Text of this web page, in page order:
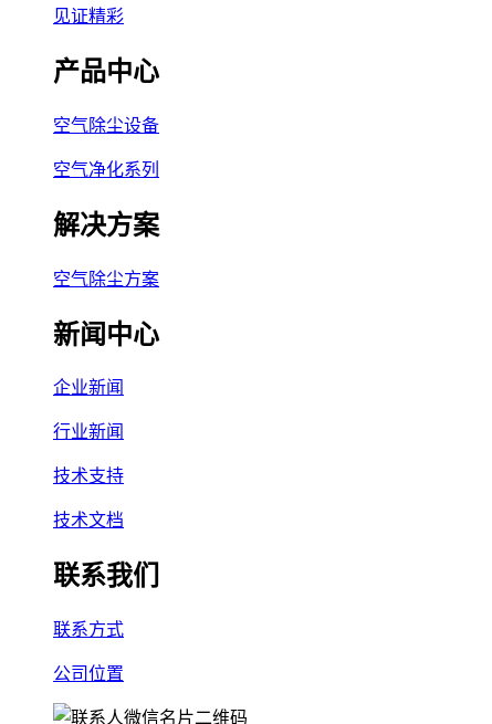
见证精彩
产品中心
空气除尘设备
空气净化系列
解决方案
空气除尘方案
新闻中心
企业新闻
行业新闻
技术支持
技术文档
联系我们
联系方式
公司位置